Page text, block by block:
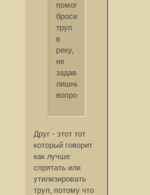
помогает
бросить
труп
в
реку,
не
задавая
лишних
вопросов...
Друг - этот тот
который говорит
как лучше
спрятать или
утилизировать
труп, потому что